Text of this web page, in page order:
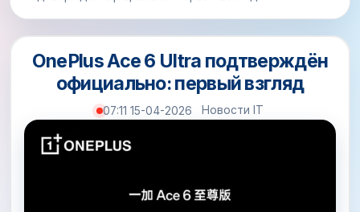
OnePlus Ace 6 Ultra подтверждён
официально: первый взгляд
07:11 15-04-2026 Новости IT